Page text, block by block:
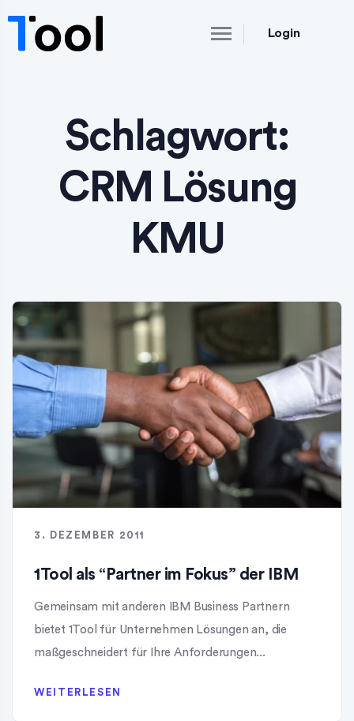
Login
Schlagwort:
CRM Lösung
KMU
3. DEZEMBER 2011
1Tool als “Partner im Fokus” der IBM
Gemeinsam mit anderen IBM Business Partnern
bietet 1Tool für Unternehmen Lösungen an, die
maßgeschneidert für Ihre Anforderungen...
WEITERLESEN